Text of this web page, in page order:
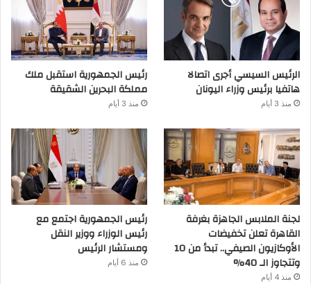
الرئيس السيسي أجرى اتصالا
هاتفيا برئيس وزراء اليونان
منذ 3 أيام
رئيس الجمهورية استقبل ملك
مملكة البحرين الشقيقة
منذ 3 أيام
لجنة الملابس الجاهزة بغرفة
القاهرة تعلن تخفيضات
الأوكازيون الصيفي.. تبدأ من 10
وتتجاوز الـ 40%
منذ 4 أيام
رئيس الجمهورية اجتمع مع
رئيس الوزراء ووزير النقل
ومستشار الرئيس
منذ 6 أيام